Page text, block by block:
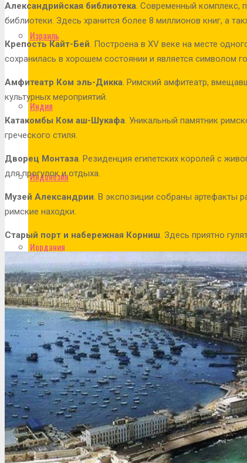
Израиль
Индия
Индонезия
Иордания
Испания
Исландия
Италия
Александрийская библиотека. Современный комплекс,
библиотеки. Здесь хранится более 8 миллионов книг, а
Крепость Кайт-Бей. Построена в XV веке на месте
сохранилась в хорошем состоянии и является символом
Амфитеатр Ком эль-Дикка. Римский амфитеатр,
культурных мероприятий.
Катакомбы Ком аш-Шукафа. Уникальный памятник
греческого стиля.
Дворец Монтаза. Резиденция египетских королей с
для прогулок и отдыха.
Музей Александрии. В экспозиции собраны артефакты
римские находки.
Старый порт и набережная Корниш. Здесь приятно